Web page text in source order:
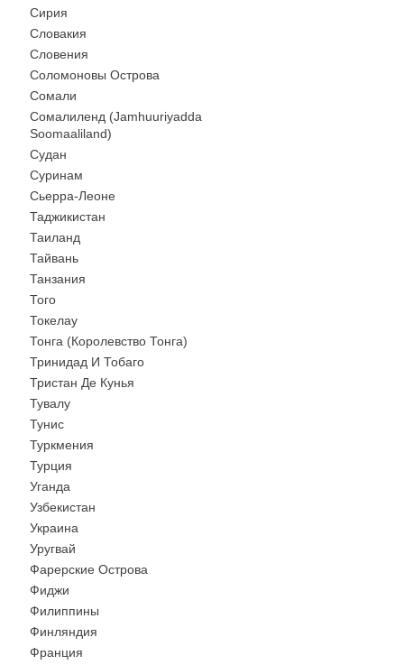
Сирия
Словакия
Словения
Соломоновы Острова
Сомали
Сомалиленд (Jamhuuriyadda
Soomaaliland)
Судан
Суринам
Сьерра-Леоне
Таджикистан
Таиланд
Тайвань
Танзания
Того
Токелау
Тонга (Королевство Тонга)
Тринидад И Тобаго
Тристан Де Кунья
Тувалу
Тунис
Туркмения
Турция
Уганда
Узбекистан
Украина
Уругвай
Фарерские Острова
Фиджи
Филиппины
Финляндия
Франция